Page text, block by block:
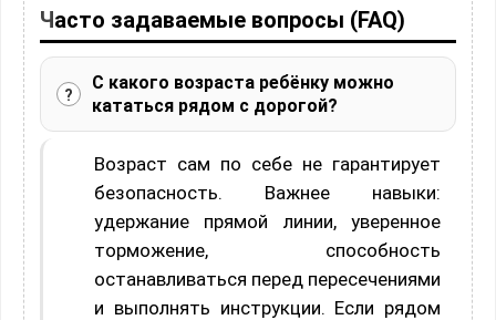
Часто задаваемые вопросы (FAQ)
С какого возраста ребёнку можно
кататься рядом с дорогой?
Возраст сам по себе не гарантирует
безопасность. Важнее навыки:
удержание прямой линии, уверенное
торможение, способность
останавливаться перед пересечениями
и выполнять инструкции. Если рядом